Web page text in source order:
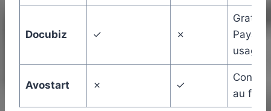
Docubiz ✓ ✗
Gratuit
Payant
usage
Avostart ✗ ✓
au